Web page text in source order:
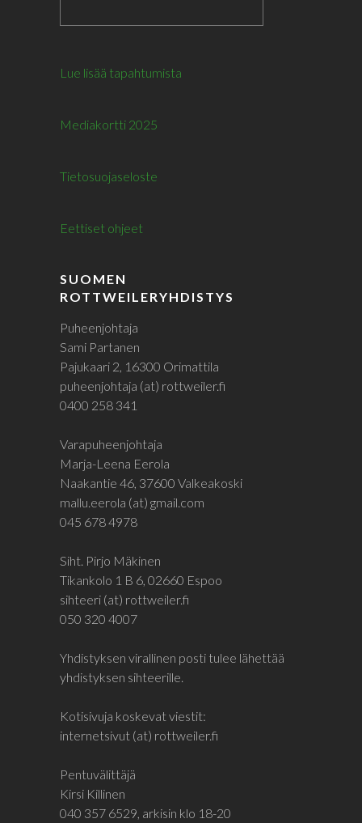
Lue lisää tapahtumista
Mediakortti 2025
Tietosuojaseloste
Eettiset ohjeet
SUOMEN
ROTTWEILERYHDISTYS
Puheenjohtaja
Sami Partanen
Pajukaari 2, 16300 Orimattila
puheenjohtaja (at) rottweiler.fi
0400 258 341
Varapuheenjohtaja
Marja-Leena Eerola
Naakantie 46, 37600 Valkeakoski
mallu.eerola (at) gmail.com
045 678 4978
Siht. Pirjo Mäkinen
Tikankolo 1 B 6, 02660 Espoo
sihteeri (at) rottweiler.fi
050 320 4007
Yhdistyksen virallinen posti tulee lähettää
yhdistyksen sihteerille.
Kotisivuja koskevat viestit:
internetsivut (at) rottweiler.fi
Pentuvälittäjä
Kirsi Killinen
040 357 6529, arkisin klo 18-20